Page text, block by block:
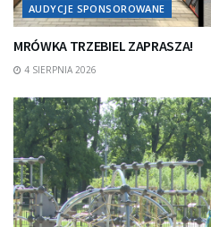
AUDYCJE SPONSOROWANE
MRÓWKA TRZEBIEL ZAPRASZA!
4 SIERPNIA 2026